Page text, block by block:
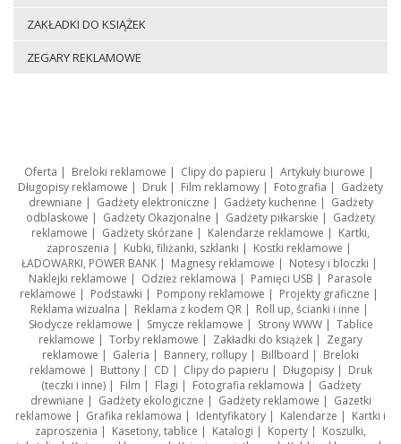
ZAKŁADKI DO KSIĄŻEK
ZEGARY REKLAMOWE
Oferta | Breloki reklamowe | Clipy do papieru | Artykuły biurowe |
Długopisy reklamowe | Druk | Film reklamowy | Fotografia | Gadżety
drewniane | Gadżety elektroniczne | Gadżety kuchenne | Gadżety
odblaskowe | Gadżety Okazjonalne | Gadżety piłkarskie | Gadżety
reklamowe | Gadżety skórzane | Kalendarze reklamowe | Kartki,
zaproszenia | Kubki, filiżanki, szklanki | Kostki reklamowe |
ŁADOWARKI, POWER BANK| Magnesy reklamowe | Notesy i bloczki |
Naklejki reklamowe | Odzież reklamowa | Pamięci USB | Parasole
reklamowe | Podstawki | Pompony reklamowe | Projekty graficzne |
Reklama wizualna | Reklama z kodem QR| Roll up, ścianki i inne |
Słodycze reklamowe | Smycze reklamowe | Strony WWW| Tablice
reklamowe | Torby reklamowe | Zakładki do książek | Zegary
reklamowe | Galeria | Bannery, rollupy | Billboard | Breloki
reklamowe | Buttony| CD | Clipy do papieru | Długopisy| Druk
(teczki i inne)| Film | Flagi | Fotografia reklamowa | Gadżety
drewniane | Gadżety ekologiczne | Gadżety reklamowe | Gazetki
reklamowe | Grafika reklamowa | Identyfikatory | Kalendarze | Kartki i
zaproszenia | Kasetony, tablice | Katalogi | Koperty | Koszulki,